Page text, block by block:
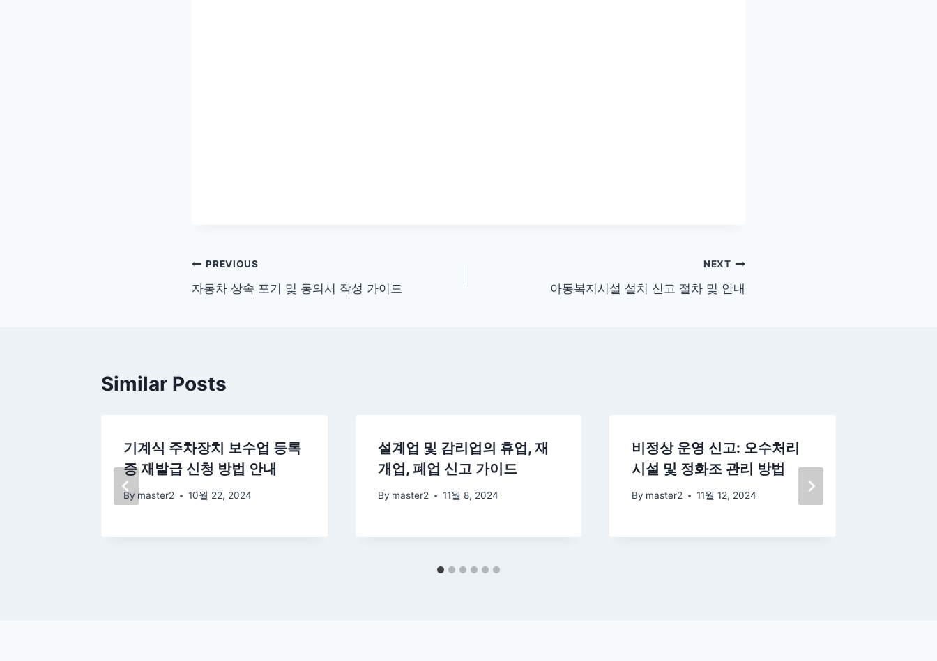
글
탐
PREVIOUS
자동차 상속 포기 및 동의서 작성 가이드
NEXT
아동복지시설 설치 신고 절차 및 안내
Similar Posts
기계식 주차장치 보수업 등록
증 재발급 신청 방법 안내
By master2 10월 22, 2024
설계업 및 감리업의 휴업, 재
개업, 폐업 신고 가이드
By master2 11월 8, 2024
비정상 운영 신고: 오수처리
시설 및 정화조 관리 방법
By master2 11월 12, 2024